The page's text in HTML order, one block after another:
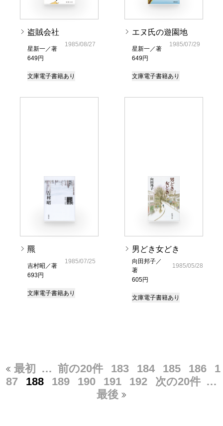
盗賊会社
星新一／著
649円
1985/08/27
文庫電子書籍あり
エヌ氏の遊園地
星新一／著
649円
1985/07/29
文庫電子書籍あり
羆
吉村昭／著
693円
1985/07/25
文庫電子書籍あり
男どき女どき
向田邦子／
著
605円
1985/05/28
文庫電子書籍あり
最初 … 前の20件 183 184 185 186
1
87
188 189 190 191 192 次の20件 …
最後